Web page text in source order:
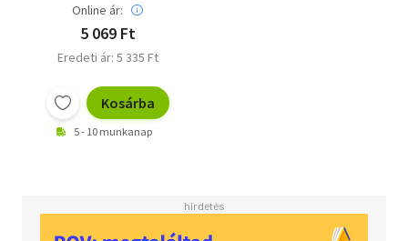
Online ár:
5 069 Ft
Eredeti ár: 5 335 Ft
Kosárba
5 - 10 munkanap